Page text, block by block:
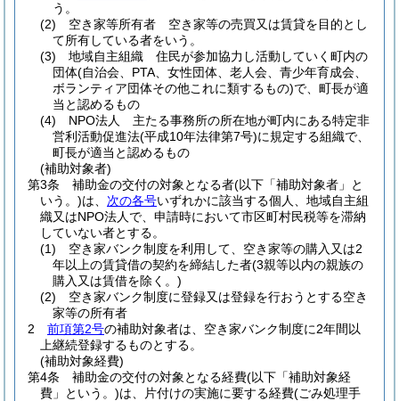
う。
(2)
空き家等所有者 空き家等の売買又は賃貸を目的とし
て所有している者をいう。
(3)
地域自主組織 住民が参加協力し活動していく町内の
団体(自治会、PTA、女性団体、老人会、青少年育成会、
ボランティア団体その他これに類するもの)で、町長が適
当と認めるもの
(4)
NPO法人 主たる事務所の所在地が町内にある特定非
営利活動促進法(平成10年法律第7号)に規定する組織で、
町長が適当と認めるもの
(補助対象者)
第3条
補助金の交付の対象となる者(以下「補助対象者」と
いう。)は、 次の各号いずれかに該当する個人、地域自主組
織又はNPO法人で、申請時において市区町村民税等を滞納
していない者とする。
(1)
空き家バンク制度を利用して、空き家等の購入又は2
年以上の賃貸借の契約を締結した者(3親等以内の親族の
購入又は賃借を除く。)
(2)
空き家バンク制度に登録又は登録を行おうとする空き
家等の所有者
2
前項第2号の補助対象者は、空き家バンク制度に2年間以
上継続登録するものとする。
(補助対象経費)
第4条
補助金の交付の対象となる経費(以下「補助対象経
費」という。)は、片付けの実施に要する経費(ごみ処理手